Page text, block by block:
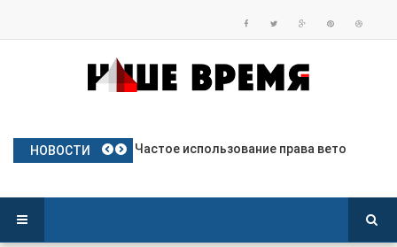
НОВОСТИ План Польши по предоставлению бе
Частое использование права вето
Польские яблоки готовятся к дебю
Посол Украины в Польше готовится
Польша опережает Германию по тем